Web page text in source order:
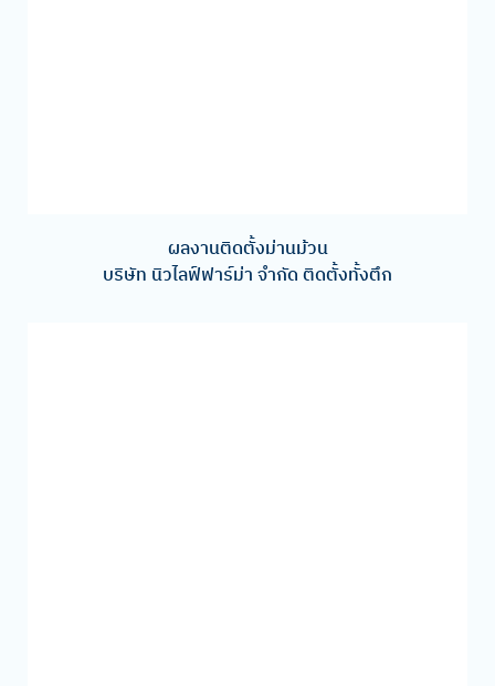
ผลงานติดตั้งม่านม้วน
บริษัท นิวไลฟ์ฟาร์ม่า จำกัด ติดตั้งทั้งตึก